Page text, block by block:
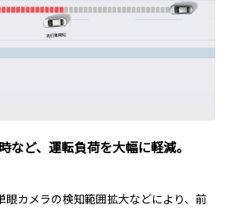
など、運転負荷を大幅に軽減。
眼カメラの検知範囲拡大などにより、前